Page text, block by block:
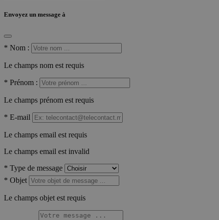
Envoyez un message à
* Nom :
Le champs nom est requis
* Prénom :
Le champs prénom est requis
* E-mail
Le champs email est requis
Le champs email est invalid
* Type de message
* Objet
Le champs objet est requis